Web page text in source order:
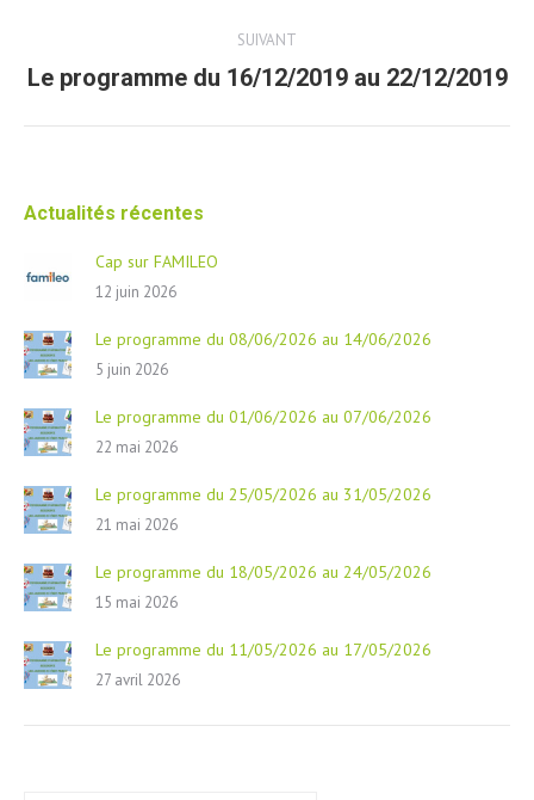
SUIVANT
Article
Le programme du 16/12/2019 au 22/12/2019
Actualités récentes
Cap sur FAMILEO
12 juin 2026
Le programme du 08/06/2026 au 14/06/2026
5 juin 2026
Le programme du 01/06/2026 au 07/06/2026
22 mai 2026
Le programme du 25/05/2026 au 31/05/2026
21 mai 2026
Le programme du 18/05/2026 au 24/05/2026
15 mai 2026
Le programme du 11/05/2026 au 17/05/2026
27 avril 2026